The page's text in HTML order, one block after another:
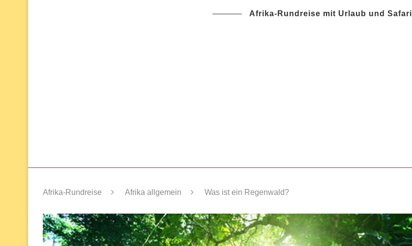
Afrika-Rundreise mit Urlaub und Safari
Afrika-Rundreise Afrika allgemein Was ist ein Regenwald?